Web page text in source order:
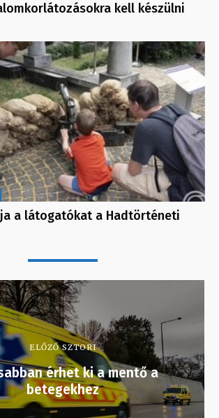
kell készülni
a látogatókat a Hadtörténeti
ELŐZŐ SZTORI
érhet ki a mentő a
betegekhez